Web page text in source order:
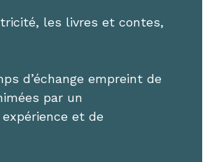
les livres et contes,
d’échange empreint de
par un
et de